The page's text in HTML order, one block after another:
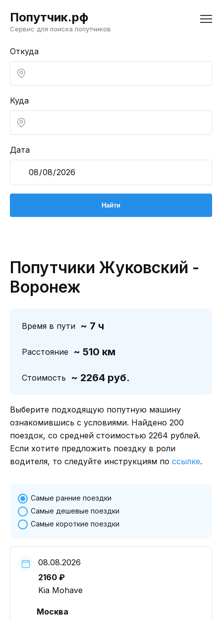
Попутчик.рф
Сервис для поиска попутчиков
Откуда
Куда
Дата
Попутчики Жуковский -
Воронеж
Время в пути ~ 7 ч
Расстояние ~ 510 км
Стоимость ~ 2264 руб.
Выберите подходящую попутную машину
ознакомившись с условиями. Найдено 200
поездок, со средней стоимостью 2264 рублей.
Если хотите предложить поездку в роли
водителя, то следуйте инструкциям по ссылке.
Самые ранние поездки
Самые дешевые поездки
Самые короткие поездки
08.08.2026
2160 ₽
Kia Mohave
Москва